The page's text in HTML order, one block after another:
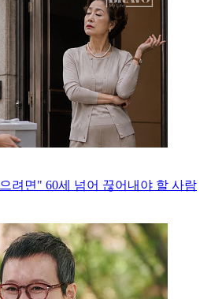
려면" 60세 넘어 끊어내야 할 사람